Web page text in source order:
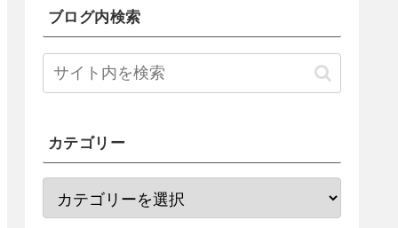
ブログ内検索
カテゴリー